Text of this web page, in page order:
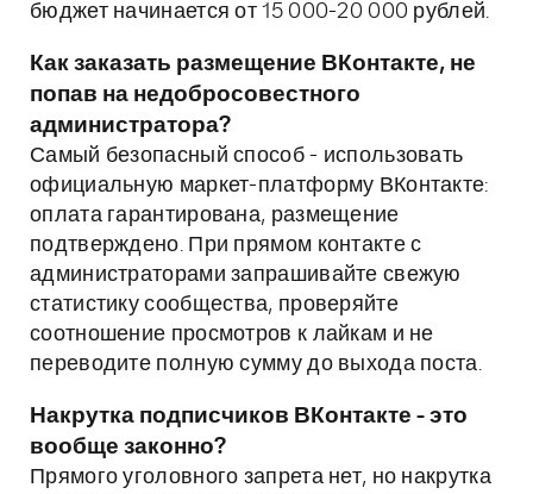
бюджет начинается от 15 000-20 000 рублей.
Как заказать размещение ВКонтакте, не
попав на недобросовестного
администратора?
Самый безопасный способ - использовать
официальную маркет-платформу ВКонтакте:
оплата гарантирована, размещение
подтверждено. При прямом контакте с
администраторами запрашивайте свежую
статистику сообщества, проверяйте
соотношение просмотров к лайкам и не
переводите полную сумму до выхода поста.
Накрутка подписчиков ВКонтакте - это
вообще законно?
Прямого уголовного запрета нет, но накрутка